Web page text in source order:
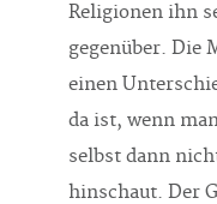
Religionen ihn
gegenüber. Die
einen
da ist, wenn
selbst dann
hinschaut. Der